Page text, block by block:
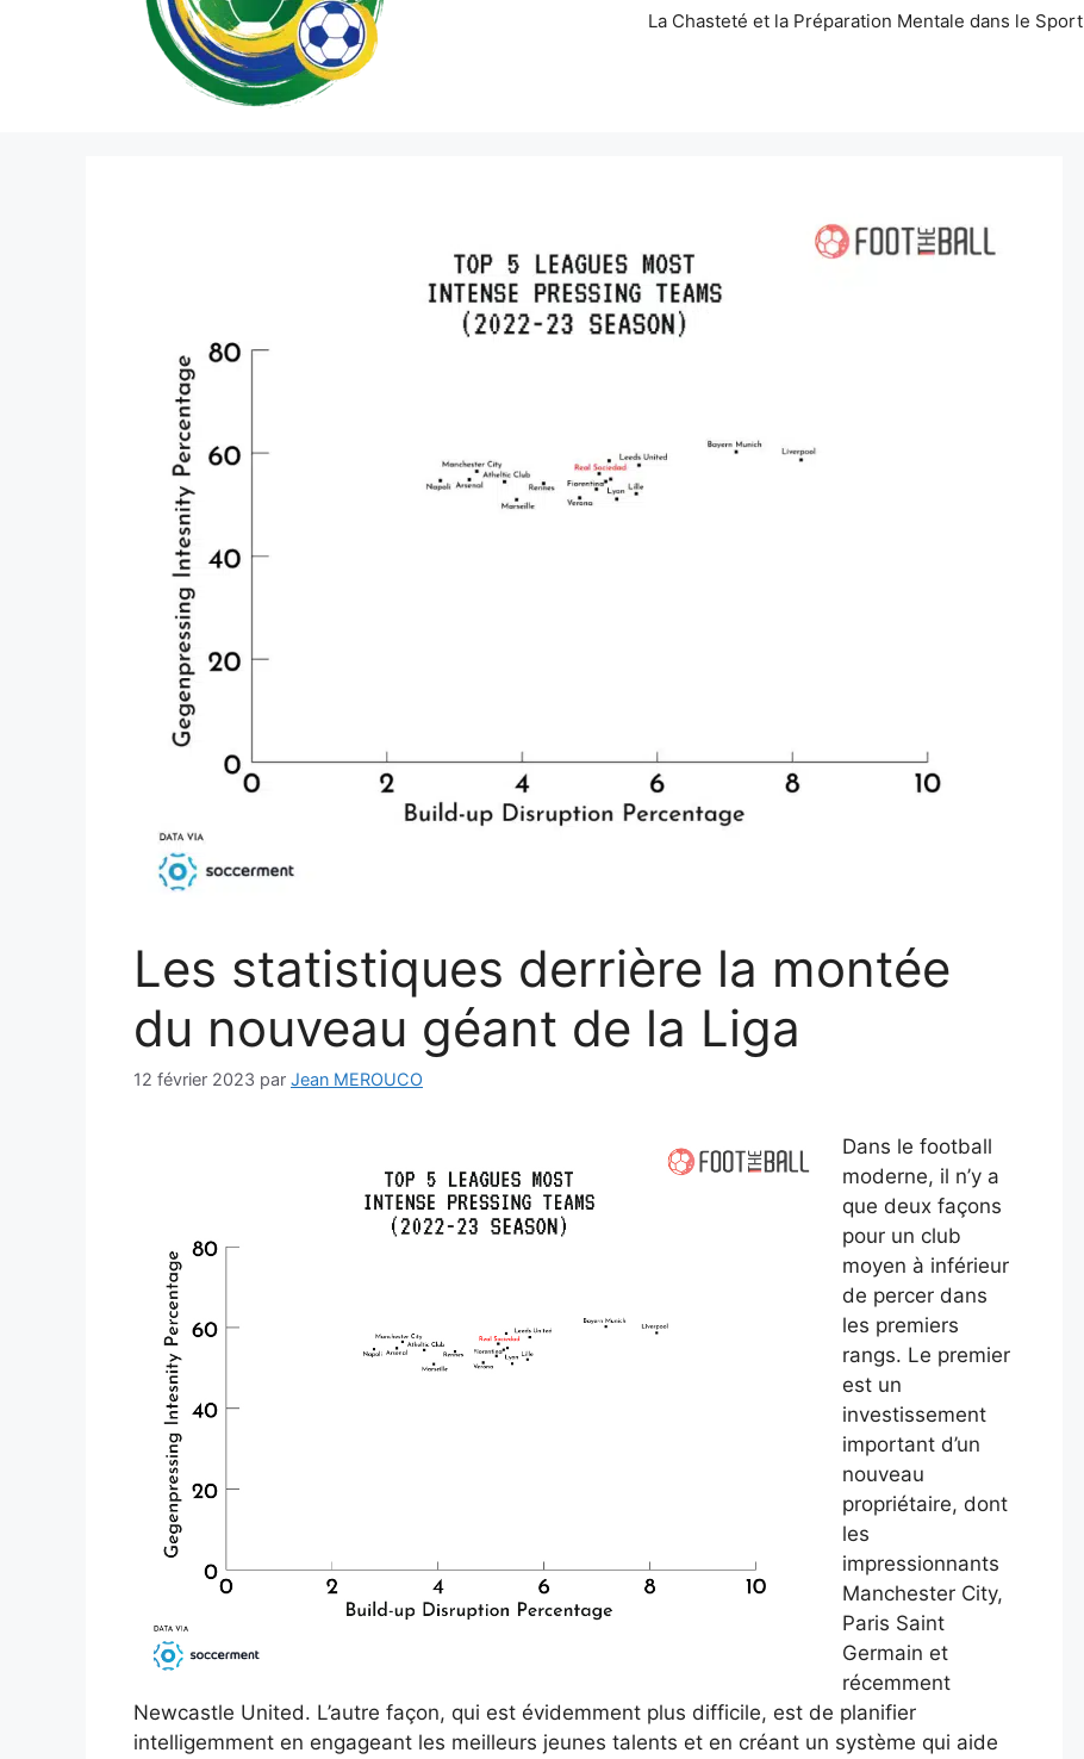
La Chasteté et la Préparation Mentale dans le Sport
Les statistiques derrière la montée
du nouveau géant de la Liga
12 février 2023 par Jean MEROUCO
Dans le football
moderne, il n’y a
que deux façons
pour un club
moyen à inférieur
de percer dans
les premiers
rangs. Le premier
est un
investissement
important d’un
nouveau
propriétaire, dont
les
impressionnants
Manchester City,
Paris Saint
Germain et
récemment
Newcastle United. L’autre façon, qui est évidemment plus difficile, est de planifier
intelligemment en engageant les meilleurs jeunes talents et en créant un système qui aide